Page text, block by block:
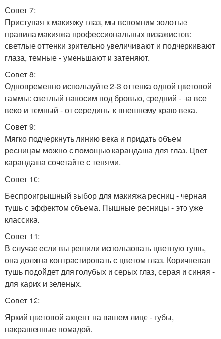
Совет 7:
Приступая к макияжу глаз, мы вспомним золотые
правила макияжа профессиональных визажистов:
светлые оттенки зрительно увеличивают и подчеркивают
глаза, темные - уменьшают и затеняют.
Совет 8:
Одновременно используйте 2-3 оттенка одной цветовой
гаммы: светлый наносим под бровью, средний - на все
веко и темный - от середины к внешнему краю века.
Совет 9:
Мягко подчеркнуть линию века и придать объем
ресницам можно с помощью карандаша для глаз. Цвет
карандаша сочетайте с тенями.
Совет 10:
Беспроигрышный выбор для макияжа ресниц - черная
тушь с эффектом объема. Пышные ресницы - это уже
классика.
Совет 11:
В случае если вы решили использовать цветную тушь,
она должна контрастировать с цветом глаз. Коричневая
тушь подойдет для голубых и серых глаз, серая и синяя -
для карих и зеленых.
Совет 12:
Яркий цветовой акцент на вашем лице - губы,
накрашенные помадой.